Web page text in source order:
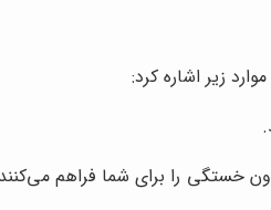
زیر اشاره کرد:
خستگی را برای شما فراهم